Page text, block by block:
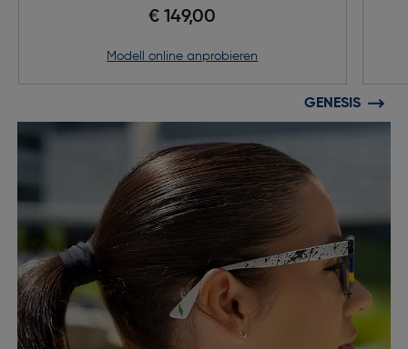
€ 149,00
Modell online anprobieren
GENESIS